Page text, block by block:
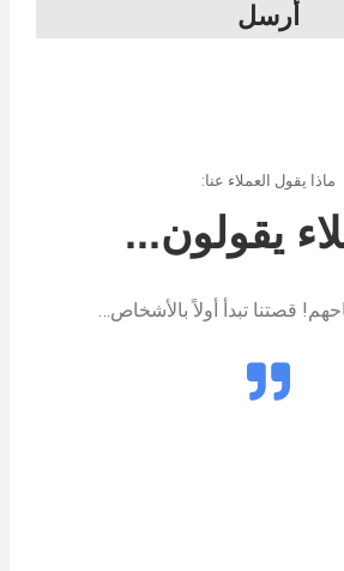
أرسل
ماذا يقول العملاء عنا:
يقولون...
قصتنا تبدأ أولاً بالأشخاص…